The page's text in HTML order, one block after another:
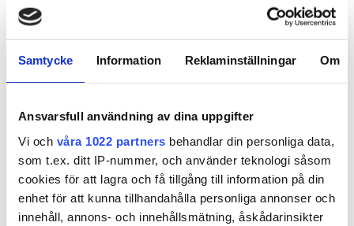
Samtycke Information Reklaminställningar Om
Ansvarsfull användning av dina uppgifter
Vi och våra 1022 partners behandlar din personliga data,
som t.ex. ditt IP-nummer, och använder teknologi såsom
cookies för att lagra och få tillgång till information på din
enhet för att kunna tillhandahålla personliga annonser och
innehåll, annons- och innehållsmätning, åskådarinsikter
Balayage
Finns i lager
LÄGG I VARUKORGEN
Produktbeskrivning